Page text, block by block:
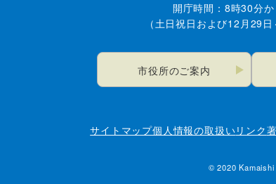
開庁時間：8時30分
（土日祝日および12月29日
市役所のご案内
サイトマップ個人情報の取扱いリンク
© 2020 Kamaishi